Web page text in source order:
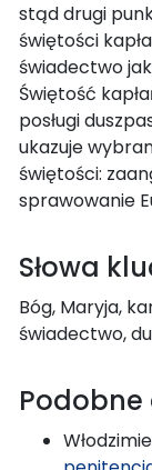
stąd drugi
świętości
świadectwo
Świętość
posługi
ukazuje
świętości:
sprawowanie
Słowa
Bóg, Maryja,
świadectwo,
Podobne